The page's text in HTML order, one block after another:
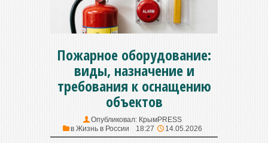
Пожарное оборудование:
виды, назначение и
требования к оснащению
объектов
Опубликовал: КрымPRESS
в Жизнь в России 18:27 14.05.2026